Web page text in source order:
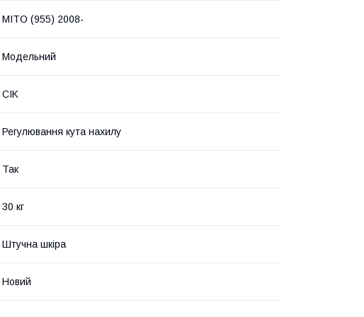
MITO (955) 2008-
Модельний
CIK
Регулювання кута нахилу
Так
30 кг
Штучна шкіра
Новий